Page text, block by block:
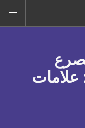
علامات